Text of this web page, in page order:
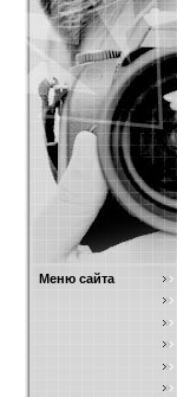
Меню сайта